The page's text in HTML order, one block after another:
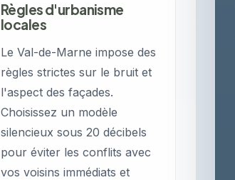
Règles d'urbanisme
locales
Le Val-de-Marne impose des
règles strictes sur le bruit et
l'aspect des façades.
Choisissez un modèle
silencieux sous 20 décibels
pour éviter les conflits avec
vos voisins immédiats et